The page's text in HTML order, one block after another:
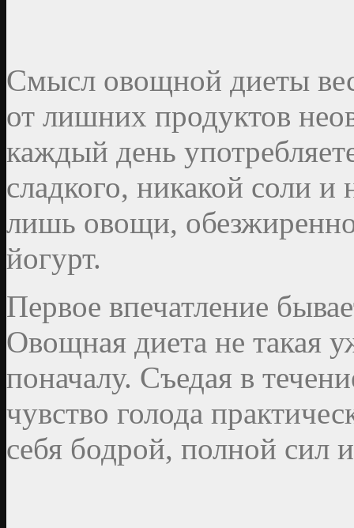
Смысл овощной диеты
от лишних продуктов
каждый день
сладкого, никакой соли и
лишь овощи,
йогурт.
Первое впечатление
Овощная диета не такая
поначалу. Съедая в
чувство голода
себя бодрой, полной сил